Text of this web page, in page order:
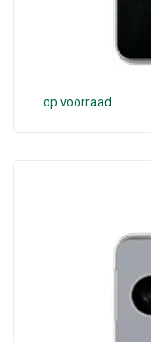
op voorraad